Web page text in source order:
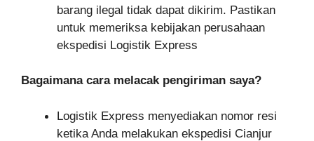
barang ilegal tidak dapat dikirim. Pastikan
untuk memeriksa kebijakan perusahaan
ekspedisi Logistik Express
Bagaimana cara melacak pengiriman saya?
Logistik Express menyediakan nomor resi
ketika Anda melakukan ekspedisi Cianjur